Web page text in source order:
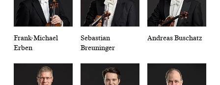
Frank-Michael
Erben
Sebastian
Breuninger
Andreas Buschatz